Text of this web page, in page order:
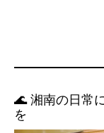
🌊 湘南の日常
を